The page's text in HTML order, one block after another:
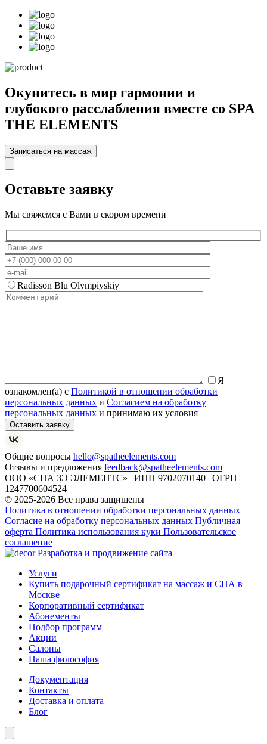
Окунитесь в мир гармонии и
глубокого расслабления вместе со SPA
THE ELEMENTS
Записаться на массаж
Оставьте заявку
Мы свяжемся с Вами в скором времени
Radisson Blu Olympiyskiy
Я
ознакомлен(а) с Политикой в отношении обработки
персональных данных и Согласием на обработку
персональных данных и принимаю их условия
Общие вопросы hello@spatheelements.com
Отзывы и предложения feedback@spatheelements.com
ООО «СПА ЗЭ ЭЛЕМЕНТС» | ИНН 9702070140 | ОГРН
1247700604524
© 2025-2026 Все права защищены
Политика в отношении обработки персональных данных
Согласие на обработку персональных данных Публичная
оферта Политика использования куки Пользовательское
соглашение
Разработка и продвижение сайта
Услуги
Купить подарочный сертификат на массаж и СПА в
Москве
Корпоративный сертификат
Абонементы
Подбор программ
Акции
Салоны
Наша философия
Документация
Контакты
Доставка и оплата
Блог